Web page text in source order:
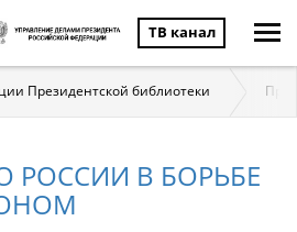
ТВ канал
Президентской библиотеки
РОССИИ В БОРЬБЕ